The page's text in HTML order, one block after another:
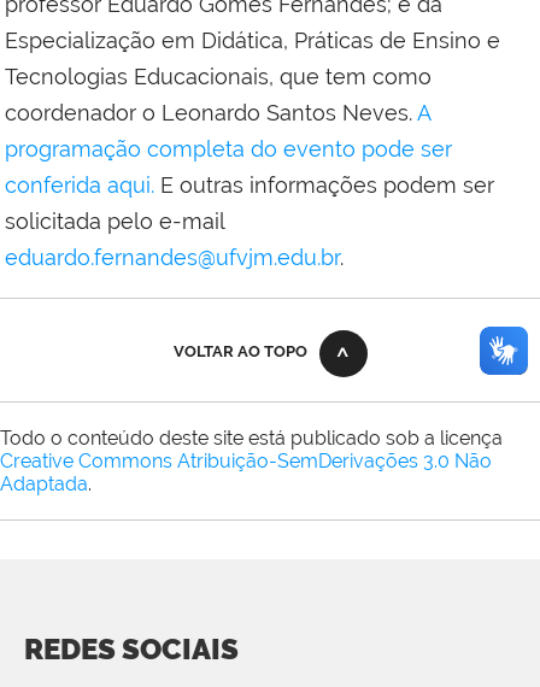
Especialização em Didática, Práticas de Ensino e
Tecnologias Educacionais, que tem como
coordenador o Leonardo Santos Neves.A
programação completa do evento pode ser
conferida aqui. E outras informações podem ser
solicitada pelo e-mail
eduardo.fernandes@ufvjm.edu.br.
VOLTAR AO TOPO
Todo o conteúdo deste site está publicado sob a licença
Creative Commons Atribuição-SemDerivações 3.0 Não
Adaptada.
REDES SOCIAIS